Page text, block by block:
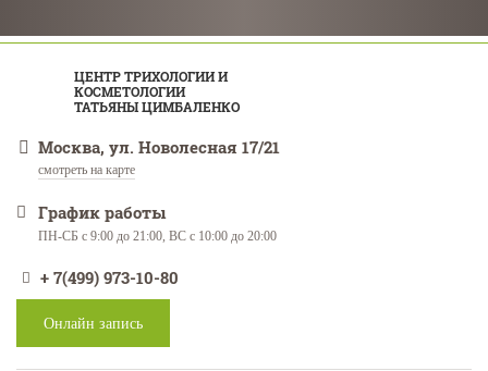
ЦЕНТР ТРИХОЛОГИИ И
КОСМЕТОЛОГИИ
ТАТЬЯНЫ ЦИМБАЛЕНКО
Москва, ул. Новолесная 17/21
смотреть на карте
График работы
ПН-СБ с 9:00 до 21:00, ВС с 10:00 до 20:00
+ 7(499) 973-10-80
Онлайн запись